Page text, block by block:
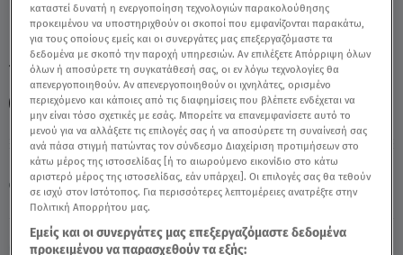
Παρασκευή 7 Αυγούστου 2026
24.08.25, 15:51
ΕΛΛΑΔΑ
Πηγή: Δελτίο Ειδήσεων STAR
TAGS: ΔΕΛΤΙΟ ΕΙΔΗΣΕΩΝ STAR ΑΔΕΙΟΥΧΟΙ ΕΠΙΣΤΡΟΦΗ
ΑΥΓΟΥΣΤΟΣ
καταστεί δυνατή η ενεργοποίηση τεχνολογιών παρακολούθησης
προκειμένου να υποστηριχθούν οι σκοποί που εμφανίζονται παρακάτω,
για τους οποίους εμείς και οι συνεργάτες μας επεξεργαζόμαστε τα
δεδομένα με σκοπό την παροχή υπηρεσιών. Αν επιλέξετε Απόρριψη όλων
όλων ή αποσύρετε τη συγκατάθεσή σας, οι εν λόγω τεχνολογίες θα
απενεργοποιηθούν. Αν απενεργοποιηθούν οι ιχνηλάτες, ορισμένο
περιεχόμενο και κάποιες από τις διαφημίσεις που βλέπετε ενδέχεται να
μην είναι τόσο σχετικές με εσάς. Μπορείτε να επανεμφανίσετε αυτό το
μενού για να αλλάξετε τις επιλογές σας ή να αποσύρετε τη συναίνεσή σας
ανά πάσα στιγμή πατώντας τον σύνδεσμο Διαχείριση προτιμήσεων στο
κάτω μέρος της ιστοσελίδας [ή το αιωρούμενο εικονίδιο στο κάτω
αριστερό μέρος της ιστοσελίδας, εάν υπάρχει]. Οι επιλογές σας θα τεθούν
σε ισχύ στον Ιστότοπος. Για περισσότερες λεπτομέρειες ανατρέξτε στην
Πολιτική Απορρήτου μας.
Εμείς και οι συνεργάτες μας επεξεργαζόμαστε δεδομένα
προκειμένου να παρασχεθούν τα εξής: